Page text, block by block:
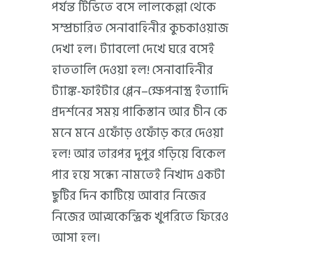
পর্যন্ত টিভিতে বসে লালকেল্লা থেকে
সম্প্রচারিত সেনাবাহিনীর কুচকাওয়াজ
দেখা হল। ট্যাবলো দেখে ঘরে বসেই
হাততালি দেওয়া হল! সেনাবাহিনীর
ট্যাঙ্ক-ফাইটার প্লেন–ক্ষেপনাস্ত্র ইত্যাদি
প্রদর্শনের সময় পাকিস্তান আর চীন কে
মনে মনে এফোঁড় ওফোঁড় করে দেওয়া
হল! আর তারপর দুপুর গড়িয়ে বিকেল
পার হয়ে সন্ধ্যে নামতেই নিখাদ একটা
ছুটির দিন কাটিয়ে আবার নিজের
নিজের আত্মকেন্দ্রিক খুপরিতে ফিরেও
আসা হল।